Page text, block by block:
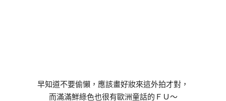
早知道不要偷懶，應該畫好妝來這外拍才對，
而滿滿鮮綠色也很有歐洲童話的ＦＵ～